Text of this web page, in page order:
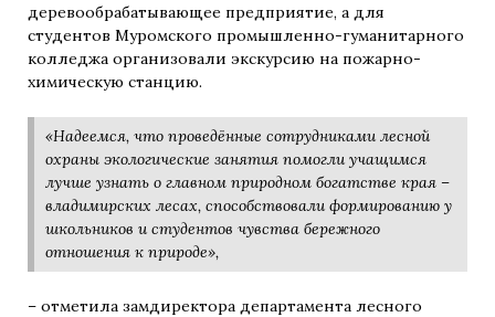
деревообрабатывающее предприятие, а для
студентов Муромского промышленно-гуманитарного
колледжа организовали экскурсию на пожарно-
химическую станцию.
«Надеемся, что проведённые сотрудниками лесной
охраны экологические занятия помогли учащимся
лучше узнать о главном природном богатстве края –
владимирских лесах, способствовали формированию у
школьников и студентов чувства бережного
отношения к природе»,
– отметила замдиректора департамента лесного